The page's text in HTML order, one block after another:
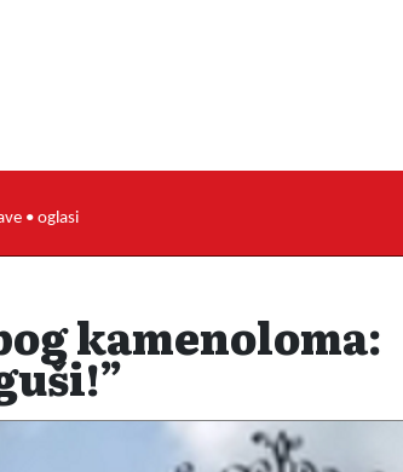
• oglasi
kamenoloma: